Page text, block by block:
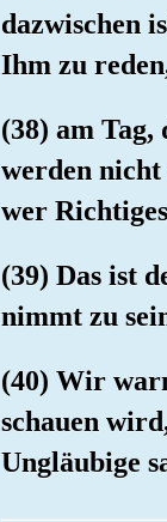
dazwischen
Ihm zu
(38) am Tag,
werden
wer
(39) Das ist
nimmt zu
(40) Wir
schauen
Ungläubige